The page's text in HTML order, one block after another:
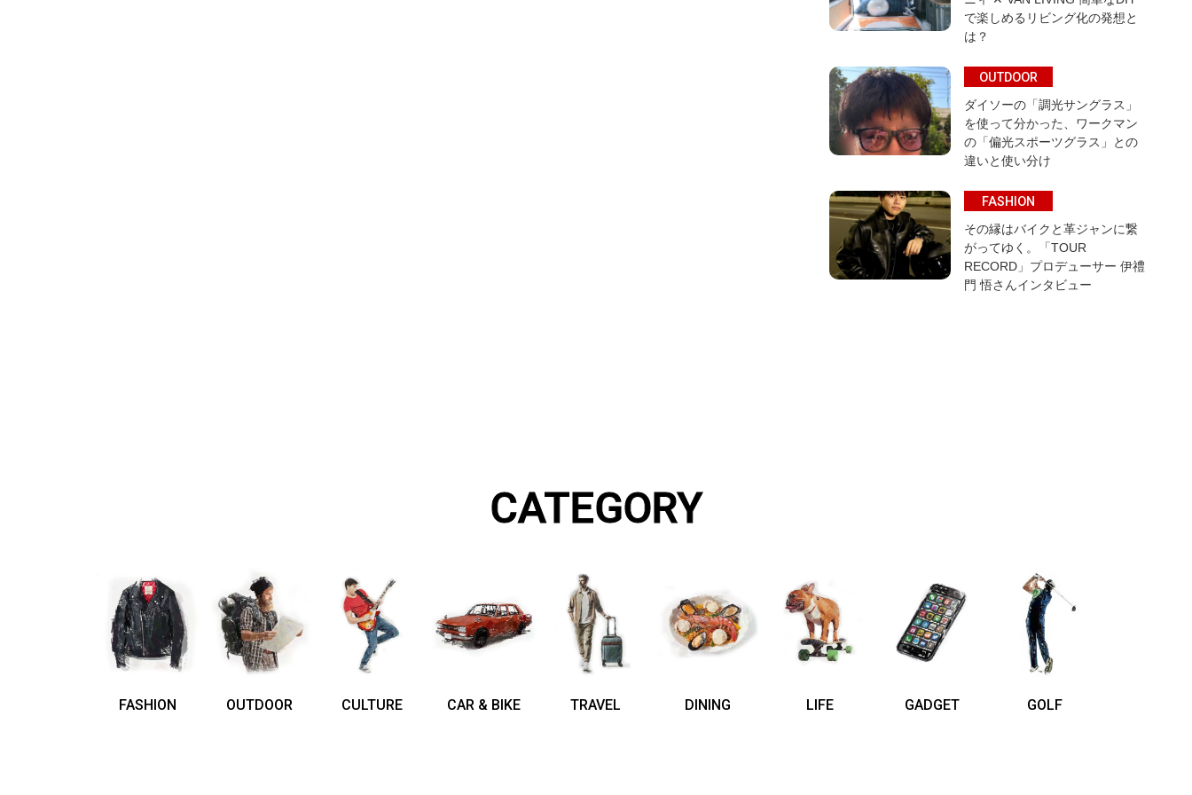
で楽しめるリビング化の発想と
は？
OUTDOOR
ダイソーの「調光サングラス」
を使って分かった、ワークマン
の「偏光スポーツグラス」との
違いと使い分け
FASHION
その縁はバイクと革ジャンに繋
がってゆく。「TOUR
RECORD」プロデューサー 伊禮
門 悟さんインタビュー
CATEGORY
FASHION OUTDOOR CULTURE CAR & BIKE TRAVEL DINING LIFE GADGET GOLF